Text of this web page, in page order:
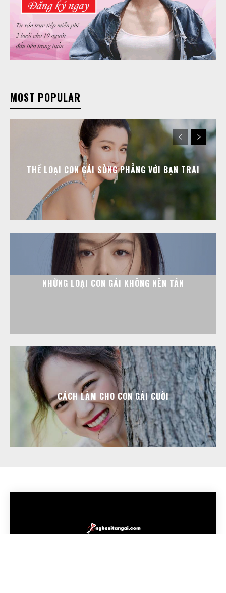
MOST POPULAR
THỂ LOẠI CON GÁI SÒNG PHẲNG VỚI BẠN TRAI
NHỮNG LOẠI CON GÁI KHÔNG NÊN TÁN
CÁCH LÀM CHO CON GÁI CƯỜI